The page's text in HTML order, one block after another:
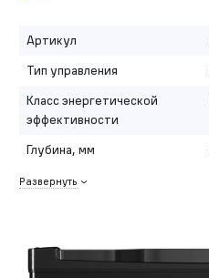
Артикул
Тип управления
Класс энергетической
эффективности
Глубина, мм
Развернуть